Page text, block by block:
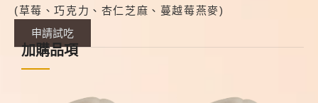
(草莓、巧克力、杏仁芝麻、蔓越莓燕麥)
申請試吃
加購品項